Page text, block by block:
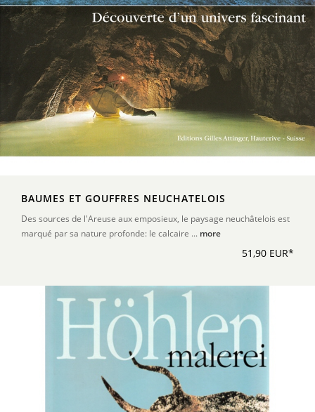
BAUMES ET GOUFFRES NEUCHATELOIS
Des sources de l'Areuse aux emposieux, le paysage neuchâtelois est
marqué par sa nature profonde: le calcaire ... more
51,90 EUR*